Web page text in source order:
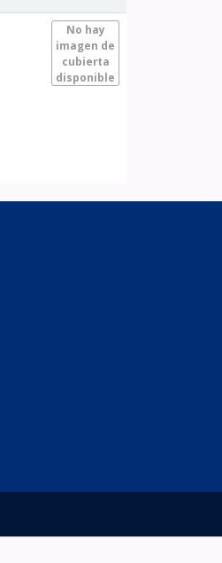
No hay
imagen de
cubierta
disponible